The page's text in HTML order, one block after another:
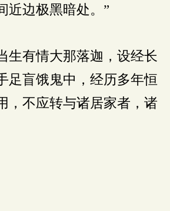
边极黑暗处。”
生有情大那落迦，设经长
足盲饿鬼中，经历多年恒
，不应转与诸居家者，诸